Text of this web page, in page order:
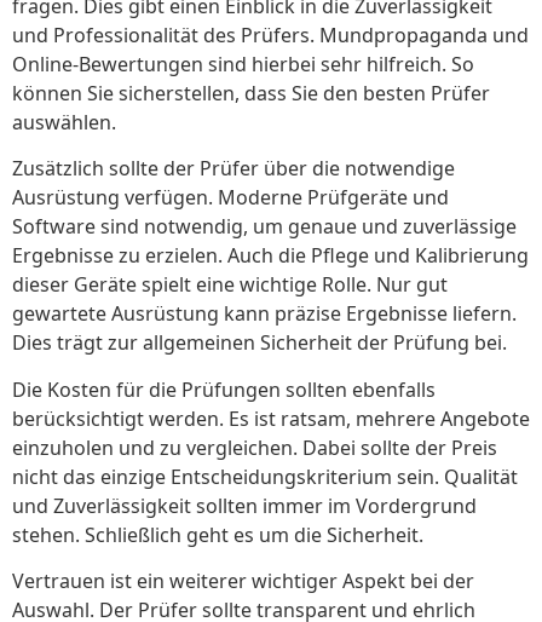
fragen. Dies gibt einen Einblick in die Zuverlässigkeit
und Professionalität des Prüfers. Mundpropaganda und
Online-Bewertungen sind hierbei sehr hilfreich. So
können Sie sicherstellen, dass Sie den besten Prüfer
auswählen.
Zusätzlich sollte der Prüfer über die notwendige
Ausrüstung verfügen. Moderne Prüfgeräte und
Software sind notwendig, um genaue und zuverlässige
Ergebnisse zu erzielen. Auch die Pflege und Kalibrierung
dieser Geräte spielt eine wichtige Rolle. Nur gut
gewartete Ausrüstung kann präzise Ergebnisse liefern.
Dies trägt zur allgemeinen Sicherheit der Prüfung bei.
Die Kosten für die Prüfungen sollten ebenfalls
berücksichtigt werden. Es ist ratsam, mehrere Angebote
einzuholen und zu vergleichen. Dabei sollte der Preis
nicht das einzige Entscheidungskriterium sein. Qualität
und Zuverlässigkeit sollten immer im Vordergrund
stehen. Schließlich geht es um die Sicherheit.
Vertrauen ist ein weiterer wichtiger Aspekt bei der
Auswahl. Der Prüfer sollte transparent und ehrlich